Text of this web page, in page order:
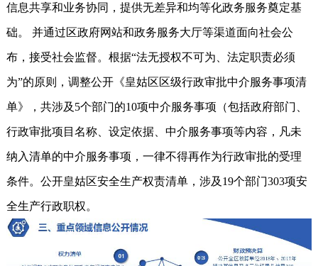
信息共享和业务协同，提供无差异和均等化政务服务奠定基
础。 并通过区政府网站和政务服务大厅等渠道面向社会公
布，接受社会监督。根据“法无授权不可为、法定职责必须
为”的原则，调整公开《皇姑区区级行政审批中介服务事项清
单》，共涉及5个部门的10项中介服务事项（包括政府部门、
行政审批项目名称、设定依据、中介服务事项等内容，凡未
纳入清单的中介服务事项，一律不得再作为行政审批的受理
条件。公开皇姑区安全生产权责清单，涉及19个部门303项安
全生产行政职权。